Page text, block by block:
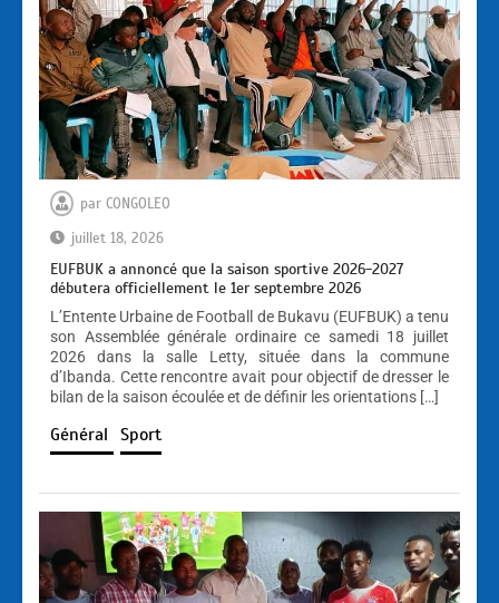
par CONGOLEO
juillet 18, 2026
EUFBUK a annoncé que la saison sportive 2026-2027
débutera officiellement le 1er septembre 2026
L’Entente Urbaine de Football de Bukavu (EUFBUK) a tenu
son Assemblée générale ordinaire ce samedi 18 juillet
2026 dans la salle Letty, située dans la commune
d’Ibanda. Cette rencontre avait pour objectif de dresser le
bilan de la saison écoulée et de définir les orientations […]
Général Sport